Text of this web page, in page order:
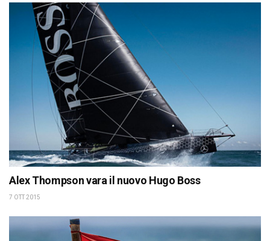
Alex Thompson vara il nuovo Hugo Boss
7 OTT 2015